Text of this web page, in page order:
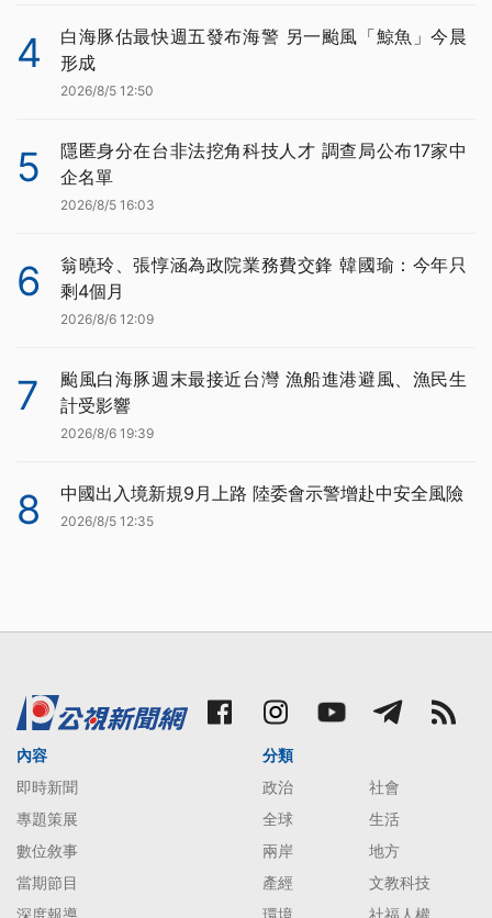
4
白海豚估最快週五發布海警 另一颱風「鯨魚」今晨
形成
2026/8/5 12:50
5
隱匿身分在台非法挖角科技人才 調查局公布17家中
企名單
2026/8/5 16:03
6
翁曉玲、張惇涵為政院業務費交鋒 韓國瑜：今年只
剩4個月
2026/8/6 12:09
7
颱風白海豚週末最接近台灣 漁船進港避風、漁民生
計受影響
2026/8/6 19:39
8 中國出入境新規9月上路 陸委會示警增赴中安全風險
2026/8/5 12:35
內容
即時新聞
專題策展
數位敘事
當期節目
深度報導
分類
政治
社會
全球
生活
兩岸
地方
產經
文教科技
環境
社福人權